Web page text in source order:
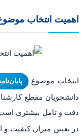
اهمیت انتخاب موضوع
انتخاب موضوع
دانشجویان مقطع
دقت و تامل بیشتری
در تعیین میزان کیفیت